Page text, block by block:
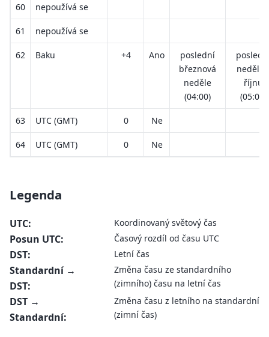
60 nepoužívá se
61 nepoužívá se
62 Baku +4 Ano
poslední
březnová
neděle
(04:00)
neděle
říjnu
(05:00)
63 UTC (GMT) 0 Ne
64 UTC (GMT) 0 Ne
Legenda
UTC: Koordinovaný světový čas
Posun UTC: Časový rozdíl od času UTC
DST: Letní čas
Standardní →
DST:
Změna času ze standardního
(zimního) času na letní čas
DST →
Standardní:
Změna času z letního na standardní
(zimní čas)